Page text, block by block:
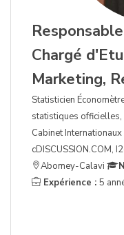
Chargé
Marketing,
Statisticien
statistiques
Cabinet
cDISCUSSION.COM,
Abomey-Calavi
Expérience : 5